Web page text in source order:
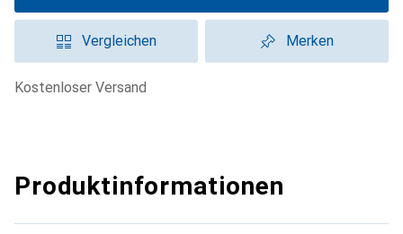
Vergleichen Merken
kostenloser Versand
Produktinformationen